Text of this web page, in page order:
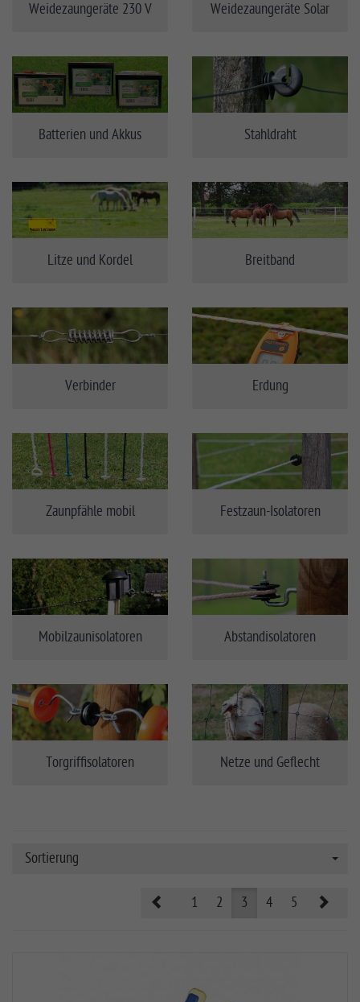
Weidezaungeräte 230 V Weidezaungeräte Solar
Batterien und Akkus Stahldraht
Litze und Kordel Breitband
Verbinder Erdung
Zaunpfähle mobil Festzaun-Isolatoren
Mobilzaunisolatoren Abstandisolatoren
Torgriffisolatoren Netze und Geflecht
Sortierung
Prev1 2 3 4 5